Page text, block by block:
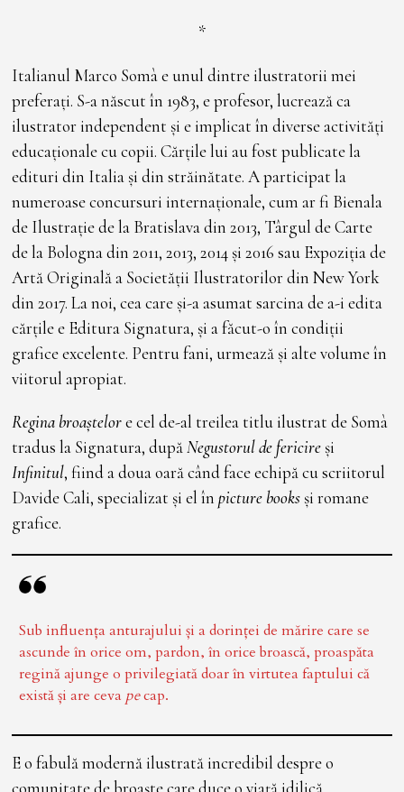
*
Italianul Marco Somà e unul dintre ilustratorii mei
preferați. S-a născut în 1983, e profesor, lucrează ca
ilustrator independent și e implicat în diverse activități
educaționale cu copii. Cărțile lui au fost publicate la
edituri din Italia și din străinătate. A participat la
numeroase concursuri internaționale, cum ar fi Bienala
de Ilustrație de la Bratislava din 2013, Târgul de Carte
de la Bologna din 2011, 2013, 2014 și 2016 sau Expoziția de
Artă Originală a Societății Ilustratorilor din New York
din 2017. La noi, cea care și-a asumat sarcina de a-i edita
cărțile e Editura Signatura, și a făcut-o în condiții
grafice excelente. Pentru fani, urmează și alte volume în
viitorul apropiat.
Regina broaștelore cel de-al treilea titlu ilustrat de Somà
tradus la Signatura, dupăNegustorul de fericire și
Infinitul, fiind a doua oară când face echipă cu scriitorul
Davide Cali, specializat și el înpicture books și romane
grafice.
Sub influența anturajului și a dorinței de mărire care se
ascunde în orice om, pardon, în orice broască, proaspăta
regină ajunge o privilegiată doar în virtutea faptului că
există și are ceva pecap.
E o fabulă modernă ilustrată incredibil despre o